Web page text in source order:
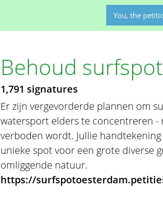
You, the
Behoud
1,791 signatures
Er zijn vergevorderde plannen om
watersport elders te concentreren
verboden wordt. Jullie
unieke spot voor een grote diverse
omliggende natuur.
https://